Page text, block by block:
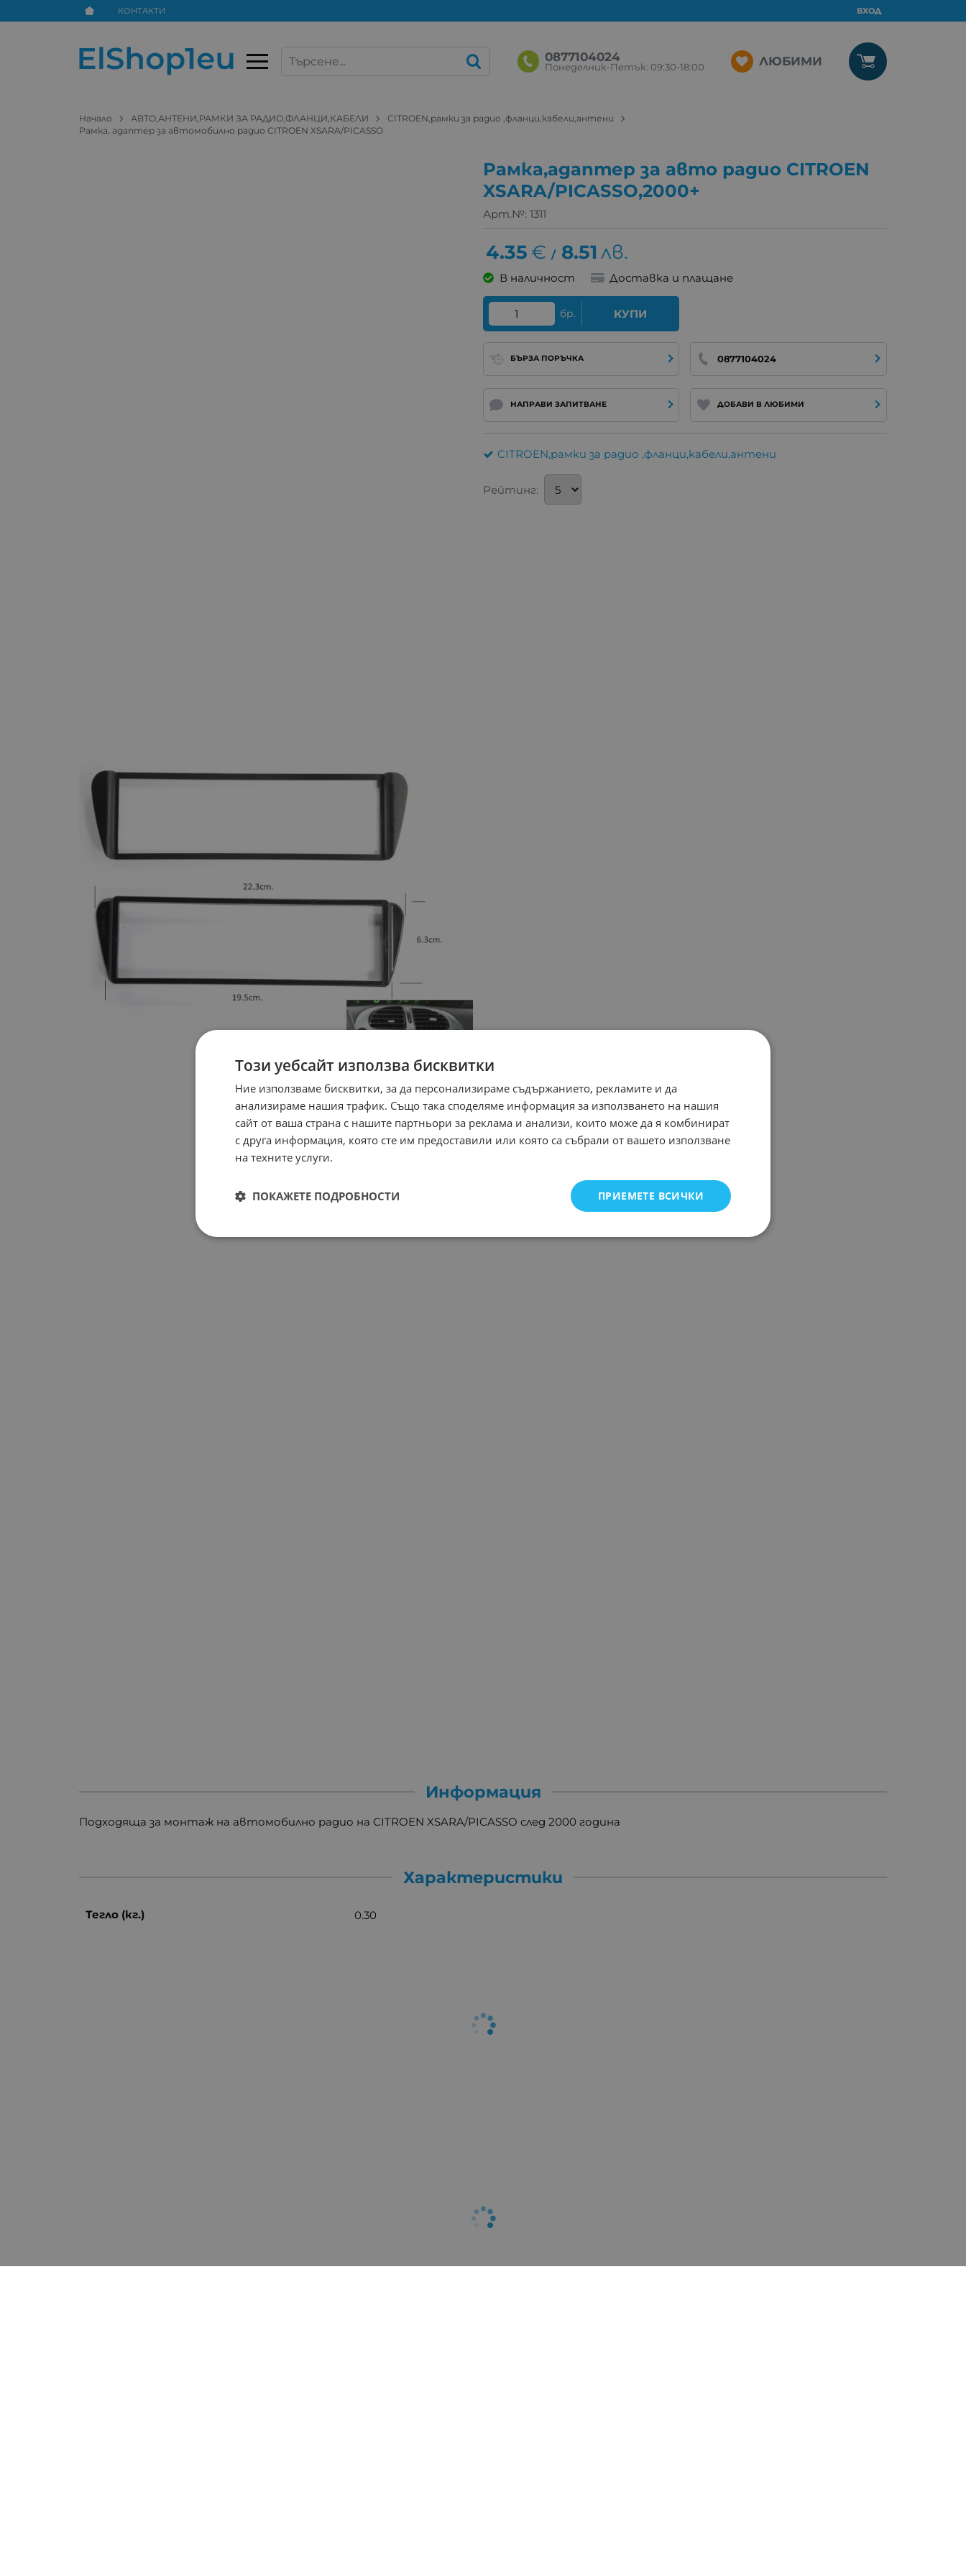
КОНТАКТИ ВХОД
0877104024
Понеделник-Петък: 09:30-18:00 ЛЮБИМИ
Начало АВТО,АНТЕНИ,РАМКИ ЗА РАДИО,ФЛАНЦИ,КАБЕЛИ
CITROEN,рамки за радио ,фланци,кабели,антени
Рамка, адаптер за автомобилно радио CITROEN XSARA/PICASSO
Рамка,адаптер за авто радио CITROEN
XSARA/PICASSO,2000+
Арт.№: 1311
4.35€ / 8.51 лв.
В наличност Доставка и плащане
бр. КУПИ
БЪРЗА ПОРЪЧКА 0877104024
НАПРАВИ ЗАПИТВАНЕ ДОБАВИ В ЛЮБИМИ
CITROEN,рамки за радио ,фланци,кабели,антени
Рейтинг:
Информация
Подходяща за монтаж на автомобилно радио на CITROEN XSARA/PICASSO след 2000 година
Характеристики
Тегло (кг.) 0.30
Този уебсайт използва бисквитки
Ние използваме бисквитки, за да персонализираме съдържанието, рекламите и да
анализираме нашия трафик. Също така споделяме информация за използването на нашия
сайт от ваша страна с нашите партньори за реклама и анализи, които може да я комбинират
с друга информация, която сте им предоставили или която са събрали от вашето използване
на техните услуги.
ПРИЕМЕТЕ ВСИЧКИ
ПОКАЖЕТЕ ПОДРОБНОСТИ